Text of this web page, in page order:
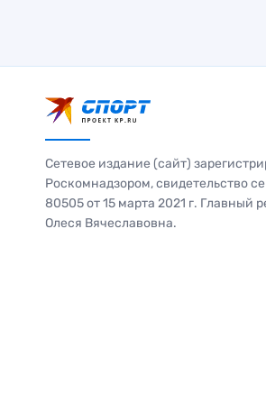
Сетевое издание (сайт)
Роскомнадзором, свидетельство
80505 от 15 марта 2021 г. Главный
Олеся Вячеславовна.